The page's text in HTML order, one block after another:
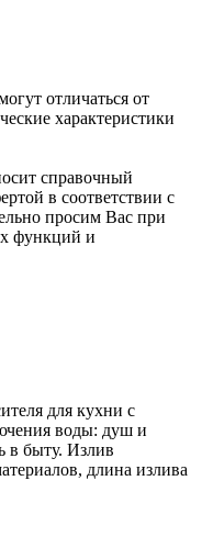
отличаться от
характеристики
справочный
в соответствии с
просим Вас при
функций и
для кухни с
воды: душ и
в быту. Излив
длина излива